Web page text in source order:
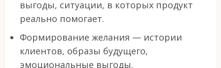
выгоды, ситуации, в которых продукт
реально помогает.
Формирование желания — истории
клиентов, образы будущего,
эмоциональные выгоды.